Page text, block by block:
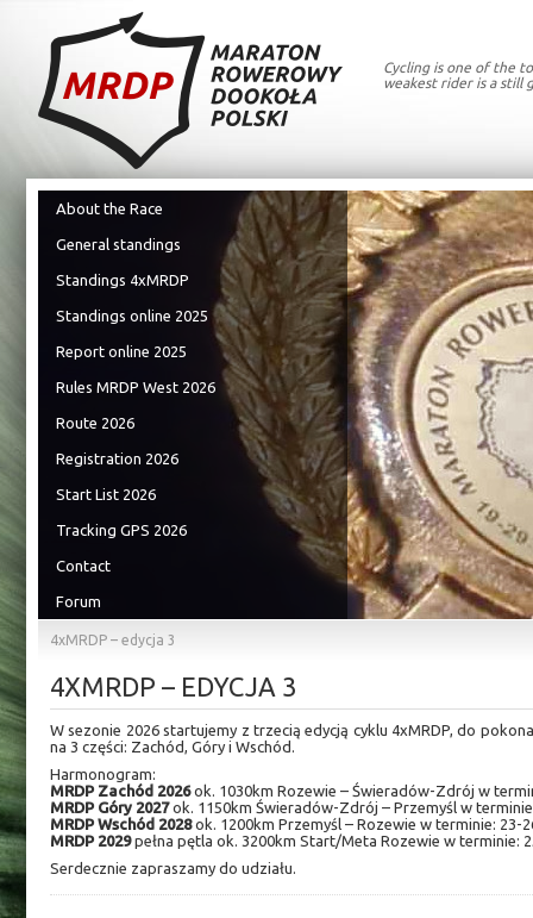
Cycling is one of the
weakest rider is a still
About the Race
General standings
Standings 4xMRDP
Standings online 2025
Report online 2025
Rules MRDP West 2026
Route 2026
Registration 2026
Start List 2026
Tracking GPS 2026
Contact
Forum
4xMRDP – edycja 3
4XMRDP – EDYCJA 3
W sezonie 2026 startujemy z trzecią edycją cyklu 4xMRDP, do
na 3 części: Zachód, Góry i Wschód.
Harmonogram:
MRDP Zachód 2026ok. 1030km Rozewie – Świeradów-Zdrój w
MRDP Góry 2027ok. 1150km Świeradów-Zdrój – Przemyśl w
MRDP Wschód 2028ok. 1200km Przemyśl – Rozewie w terminie: 23-
MRDP 2029pełna pętla ok. 3200km Start/Meta Rozewie w terminie:
Serdecznie zapraszamy do udziału.